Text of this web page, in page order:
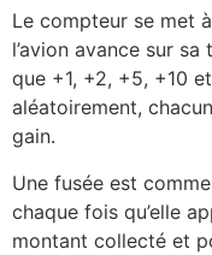
Le compteur se met
l’avion avance sur
que +1, +2, +5, +10
aléatoirement,
gain.
Une fusée est
chaque fois qu’elle
montant collecté et